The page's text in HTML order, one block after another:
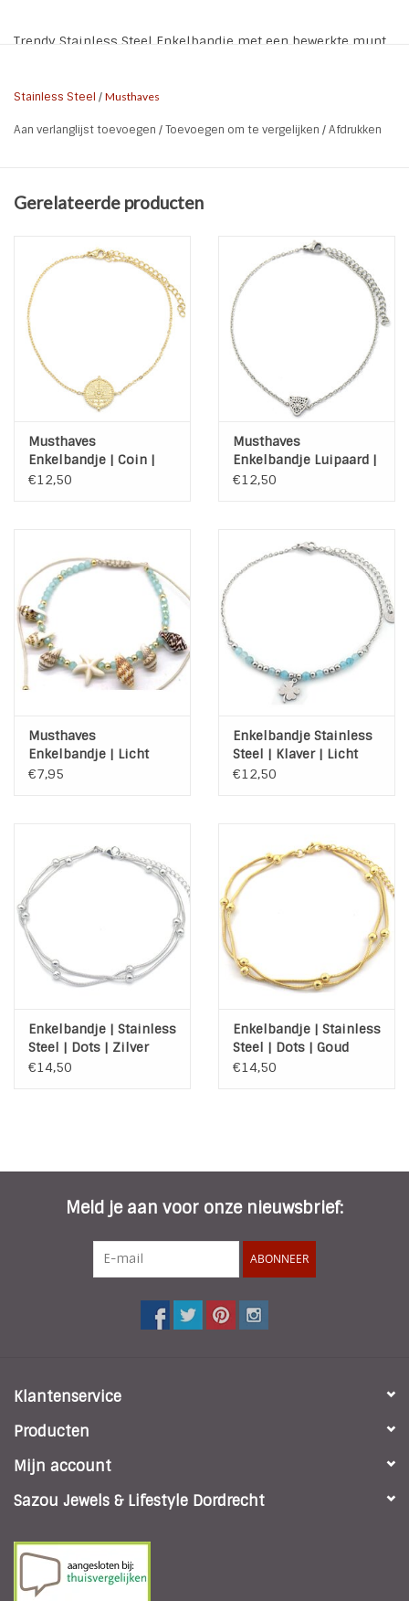
Trendy Stainless Steel Enkelbandje met een bewerkte munt.
* Lengte: 23 + 6 cm
* Maat Coin: 1,5 cm Ø
Stainless Steel / Musthaves
Aan verlanglijst toevoegen /Toevoegen om te vergelijken /Afdrukken
Gerelateerde producten
Musthaves
Enkelbandje | Coin |
Stainless Steel | Gold
€12,50
Musthaves
Enkelbandje Luipaard |
Stainless Steel | Zilver
€12,50
Musthaves
Enkelbandje | Licht
Groen | Goud |
€7,95
Enkelbandje Stainless
Steel | Klaver | Licht
Blauw
€12,50
Enkelbandje | Stainless
Steel | Dots | Zilver
€14,50
Enkelbandje | Stainless
Steel | Dots | Goud
€14,50
Meld je aan voor onze nieuwsbrief:
ABONNEER
Klantenservice
Producten
Mijn account
Sazou Jewels & Lifestyle Dordrecht